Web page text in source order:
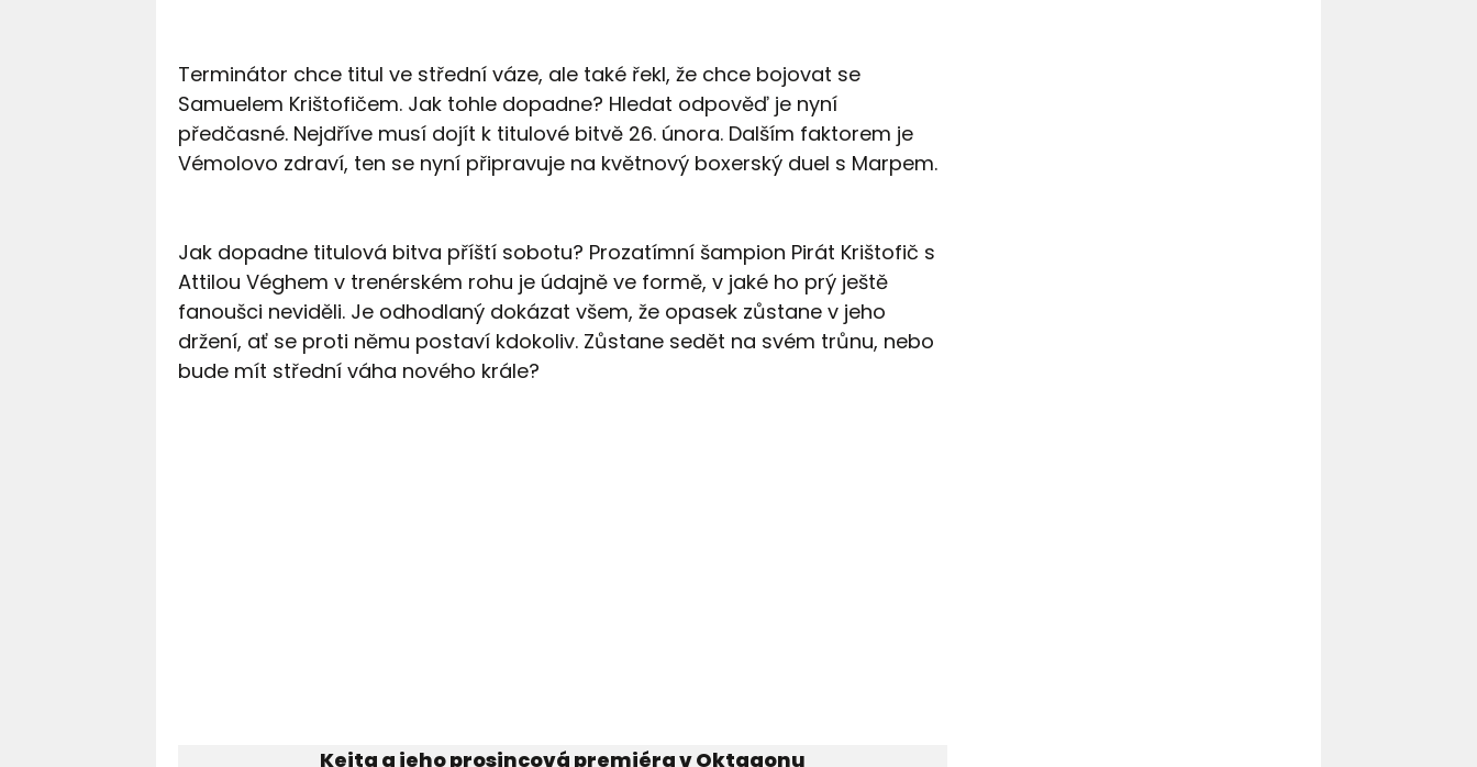
Terminátor chce titul ve střední váze, ale také řekl, že chce bojovat se
Samuelem Krištofičem. Jak tohle dopadne? Hledat odpověď je nyní
předčasné. Nejdříve musí dojít k titulové bitvě 26. února. Dalším faktorem je
Vémolovo zdraví, ten se nyní připravuje na květnový boxerský duel s Marpem.
Jak dopadne titulová bitva příští sobotu? Prozatímní šampion Pirát Krištofič s
Attilou Véghem v trenérském rohu je údajně ve formě, v jaké ho prý ještě
fanoušci neviděli. Je odhodlaný dokázat všem, že opasek zůstane v jeho
držení, ať se proti němu postaví kdokoliv. Zůstane sedět na svém trůnu, nebo
bude mít střední váha nového krále?
Keita a jeho prosincová premiéra v Oktagonu